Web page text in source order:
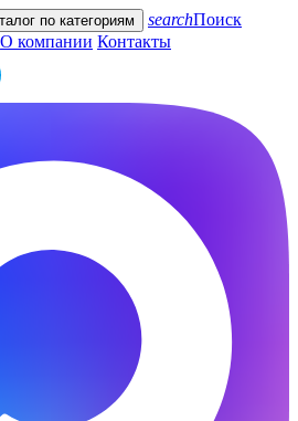
по категориям searchПоиск
О компании Контакты